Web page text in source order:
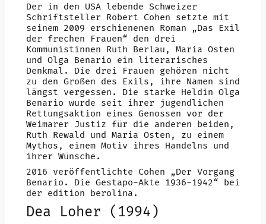
Der in den USA lebende Schweizer
Schriftsteller Robert Cohen setzte mit
seinem 2009 erschienenen Roman „Das Exil
der frechen Frauen“ den drei
Kommunistinnen Ruth Berlau, Maria Osten
und Olga Benario ein literarisches
Denkmal. Die drei Frauen gehören nicht
zu den Großen des Exils, ihre Namen sind
längst vergessen. Die starke Heldin Olga
Benario wurde seit ihrer jugendlichen
Rettungsaktion eines Genossen vor der
Weimarer Justiz für die anderen beiden,
Ruth Rewald und Maria Osten, zu einem
Mythos, einem Motiv ihres Handelns und
ihrer Wünsche.
2016 veröffentlichte Cohen „Der Vorgang
Benario. Die Gestapo-Akte 1936-1942“ bei
der edition berolina.
Dea Loher (1994)